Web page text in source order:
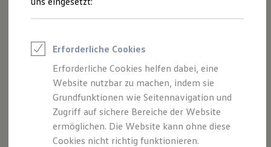
ONE Business ID Vorteile
Fahrzeugsuche & Marktplatz
Digitaler Marktplatz
Kauf & Finanzierung
Online-Fahrzeugbewertung
Aktionen & Angebote
E-Auto-Förderung
Für Privatkunden
Für Gewerbekunden
Profi Paket
TopDeal
Impressum
Datenschutzerklärung
Impressum
Erforderliche Cookies
Erforderliche Cookies helfen dabei, eine
Website nutzbar zu machen, indem sie
Grundfunktionen wie Seitennavigation und
Zugriff auf sichere Bereiche der Website
ermöglichen. Die Website kann ohne diese
Cookies nicht richtig funktionieren.